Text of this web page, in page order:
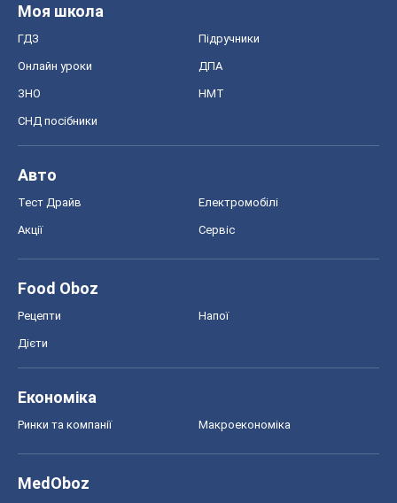
Моя школа
ГДЗ Підручники
Онлайн уроки ДПА
ЗНО НМТ
СНД посібники
Авто
Тест Драйв Електромобілі
Акції Сервіс
Food Oboz
Рецепти Напої
Дієти
Економіка
Ринки та компанії Макроекономіка
MedOboz